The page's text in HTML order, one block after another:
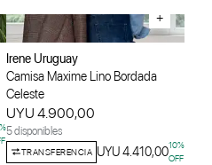
+
Irene Uruguay
Camisa Maxime Lino Bordada
Celeste
UYU 4.900,00
5 disponibles
TRANSFERENCIA UYU 4.410,0010%
OFF